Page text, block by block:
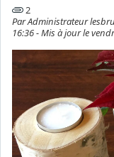
2
Par Administrateur
16:36 - Mis à jour le